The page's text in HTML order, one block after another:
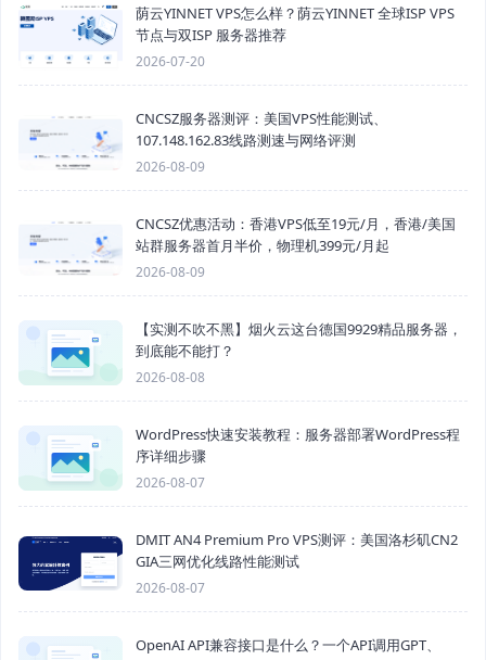
荫云YINNET VPS怎么样？荫云YINNET 全球ISP VPS
节点与双ISP 服务器推荐
2026-07-20
CNCSZ服务器测评：美国VPS性能测试、
107.148.162.83线路测速与网络评测
2026-08-09
CNCSZ优惠活动：香港VPS低至19元/月，香港/美国
站群服务器首月半价，物理机399元/月起
2026-08-09
【实测不吹不黑】烟火云这台德国9929精品服务器，
到底能不能打？
2026-08-08
WordPress快速安装教程：服务器部署WordPress程
序详细步骤
2026-08-07
DMIT AN4 Premium Pro VPS测评：美国洛杉矶CN2
GIA三网优化线路性能测试
2026-08-07
OpenAI API兼容接口是什么？一个API调用GPT、